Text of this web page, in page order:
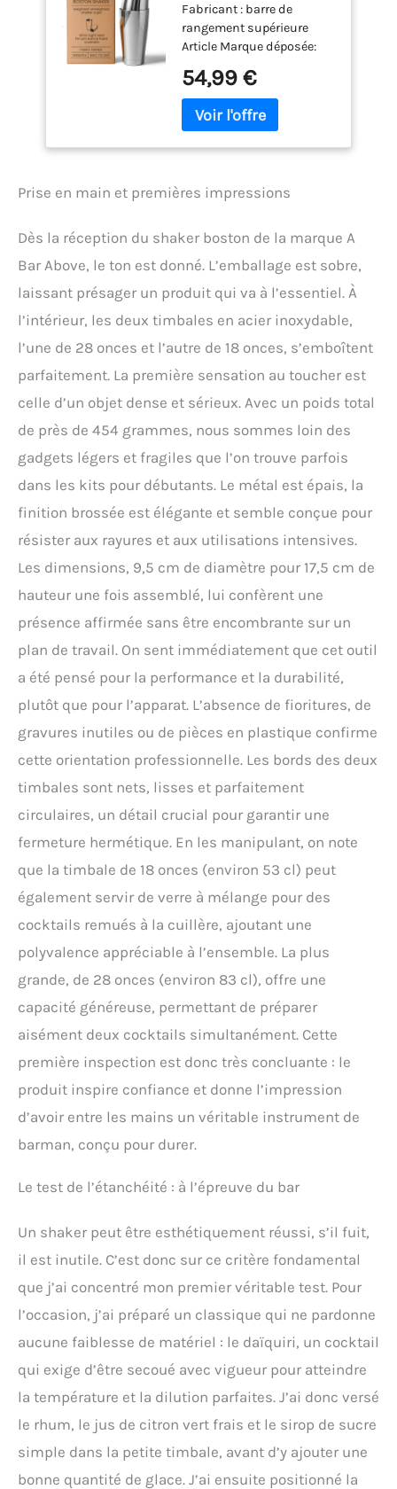
pièces: shaker
professionnel
cocktail barman Et
18 oz 28 oz acier
inoxydable
Fabricant : barre de
rangement supérieure
Article Marque déposée:
Matériau : acier inoxydable
54,99 €
Prise en main et premières impressions
Dès la réception du shaker boston de la marque A
Bar Above, le ton est donné. L’emballage est sobre,
laissant présager un produit qui va à l’essentiel. À
l’intérieur, les deux timbales en acier inoxydable,
l’une de 28 onces et l’autre de 18 onces, s’emboîtent
parfaitement. La première sensation au toucher est
celle d’un objet dense et sérieux. Avec un poids total
de près de 454 grammes, nous sommes loin des
gadgets légers et fragiles que l’on trouve parfois
dans les kits pour débutants. Le métal est épais, la
finition brossée est élégante et semble conçue pour
résister aux rayures et aux utilisations intensives.
Les dimensions, 9,5 cm de diamètre pour 17,5 cm de
hauteur une fois assemblé, lui confèrent une
présence affirmée sans être encombrante sur un
plan de travail. On sent immédiatement que cet outil
a été pensé pour la performance et la durabilité,
plutôt que pour l’apparat. L’absence de fioritures, de
gravures inutiles ou de pièces en plastique confirme
cette orientation professionnelle. Les bords des deux
timbales sont nets, lisses et parfaitement
circulaires, un détail crucial pour garantir une
fermeture hermétique. En les manipulant, on note
que la timbale de 18 onces (environ 53 cl) peut
également servir de verre à mélange pour des
cocktails remués à la cuillère, ajoutant une
polyvalence appréciable à l’ensemble. La plus
grande, de 28 onces (environ 83 cl), offre une
capacité généreuse, permettant de préparer
aisément deux cocktails simultanément. Cette
première inspection est donc très concluante : le
produit inspire confiance et donne l’impression
d’avoir entre les mains un véritable instrument de
barman, conçu pour durer.
Le test de l’étanchéité : à l’épreuve du bar
Un shaker peut être esthétiquement réussi, s’il fuit,
il est inutile. C’est donc sur ce critère fondamental
que j’ai concentré mon premier véritable test. Pour
l’occasion, j’ai préparé un classique qui ne pardonne
aucune faiblesse de matériel : le daïquiri, un cocktail
qui exige d’être secoué avec vigueur pour atteindre
la température et la dilution parfaites. J’ai donc versé
le rhum, le jus de citron vert frais et le sirop de sucre
simple dans la petite timbale, avant d’y ajouter une
bonne quantité de glace. J’ai ensuite positionné la